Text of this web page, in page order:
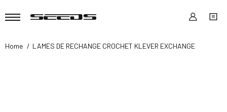
Home LAMES DE RECHANGE CROCHET KLEVER EXCHANGE